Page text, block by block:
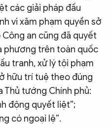
các giải pháp đấu
vi xâm phạm quyền sở
an cũng đã quyết
phương trên toàn quốc
tranh, xử lý tội phạm
hữu trí tuệ theo đúng
Thủ tướng Chính phủ:
động quyết liệt”;
có ngoại lệ”.